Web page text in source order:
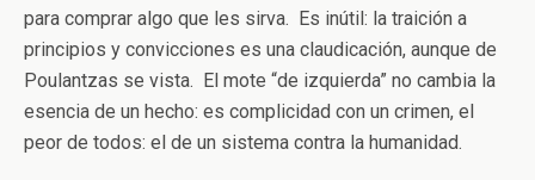
para comprar algo que les sirva. Es inútil: la traición a
principios y convicciones es una claudicación, aunque de
Poulantzas se vista. El mote “de izquierda” no cambia la
esencia de un hecho: es complicidad con un crimen, el
peor de todos: el de un sistema contra la humanidad.